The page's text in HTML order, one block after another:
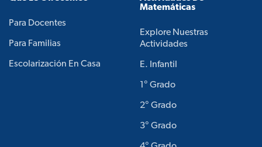
Para Docentes
Para Familias
Escolarización En Casa
Matemáticas
Explore Nuestras
Actividades
E. Infantil
1° Grado
2° Grado
3° Grado